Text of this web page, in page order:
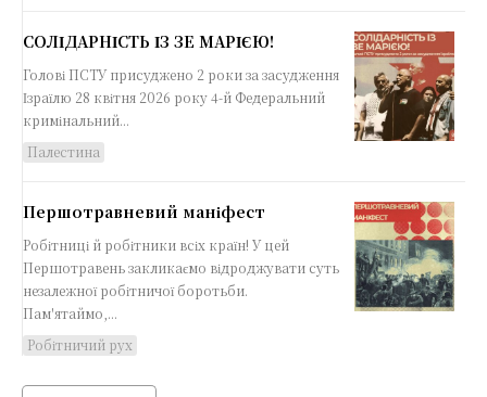
СОЛІДАРНІСТЬ ІЗ ЗЕ МАРІЄЮ!
Голові ПСТУ присуджено 2 роки за засудження
Ізраїлю 28 квітня 2026 року 4-й Федеральний
кримінальний...
Палестина
Першотравневий маніфест
Робітниці й робітники всіх країн! У цей
Першотравень закликаємо відроджувати суть
незалежної робітничої боротьби.
Пам'ятаймо,...
Робітничий рух